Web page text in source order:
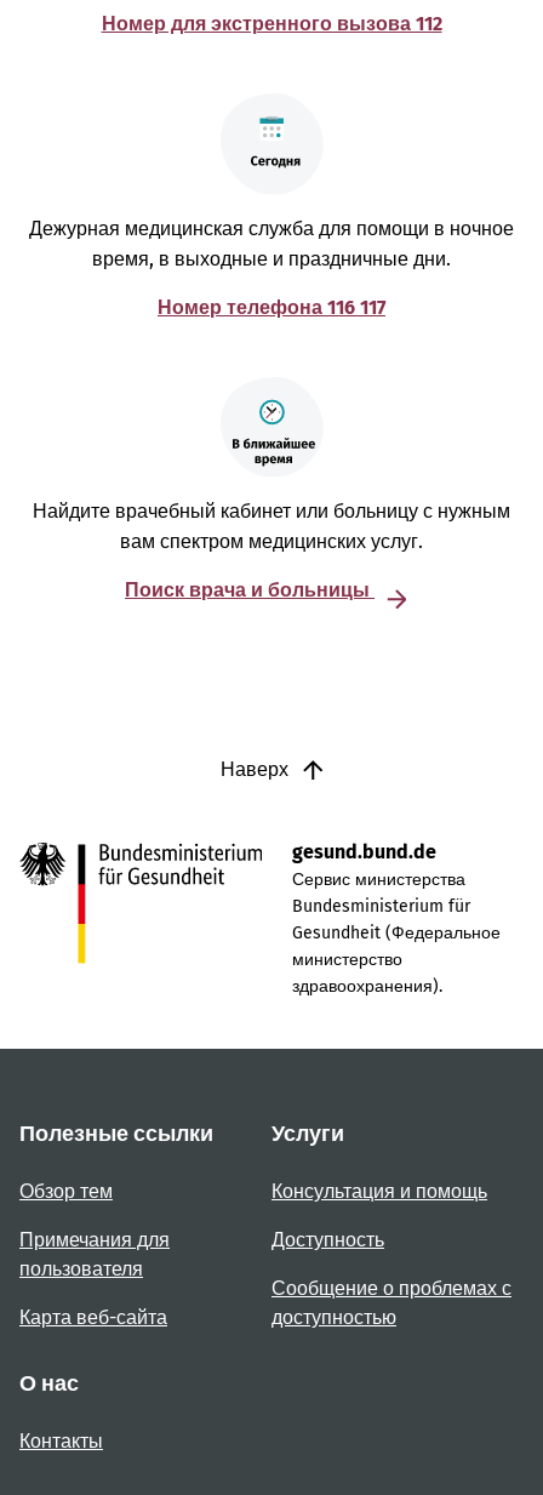
Номер для экстренного вызова 112
Дежурная медицинская служба для помощи в ночное
время, в выходные и праздничные дни.
Номер телефона 116 117
Найдите врачебный кабинет или больницу с нужным
вам спектром медицинских услуг.
Поиск врача и больницы
Наверх
gesund.bund.de
Сервис министерства
Bundesministerium für
Gesundheit (Федеральное
министерство
здравоохранения).
Полезные ссылки
Обзор тем
Примечания для
пользователя
Карта веб-сайта
Услуги
Консультация и помощь
Доступность
Сообщение о проблемах с
доступностью
О нас
Контакты